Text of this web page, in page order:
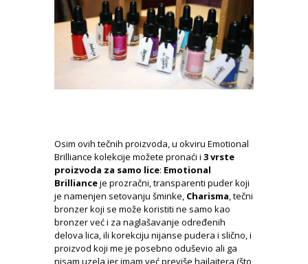
Osim ovih tečnih proizvoda, u okviru Emotional
Brilliance kolekcije možete pronaći i 3 vrste
proizvoda za samo lice: Emotional
Brillianceje prozračni, transparenti puder koji
je namenjen setovanju šminke, Charisma, tečni
bronzer koji se može koristiti ne samo kao
bronzer već i za naglašavanje određenih
delova lica, ili korekciju nijanse pudera i slično, i
proizvod koji me je posebno oduševio ali ga
nisam uzela jer imam već previše hajlajtera (što